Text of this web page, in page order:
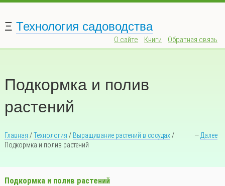
Ξ Технология садоводства
О сайте Книги Обратная связь
Подкормка и полив
растений
Главная / —Далее
Технология / Выращивание растений в сосудах/
Подкормка и полив растений
Подкормка и полив растений